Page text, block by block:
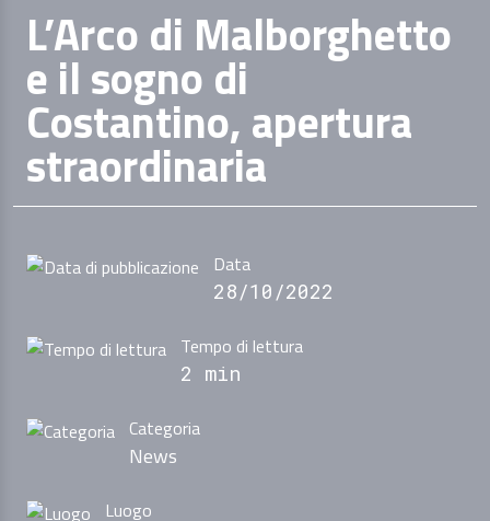
L’Arco di Malborghetto
e il sogno di
Costantino, apertura
straordinaria
Data
28/10/2022
Tempo di lettura
2 min
Categoria
News
Luogo